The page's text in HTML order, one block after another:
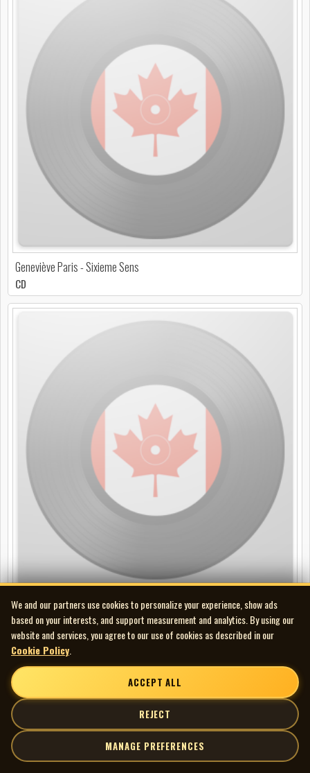
Geneviève Paris - Sixieme Sens
CD
Geneviève Paris - ST
LP
We and our partners use cookies to personalize your experience, show ads
based on your interests, and support measurement and analytics. By using our
website and services, you agree to our use of cookies as described in our
Cookie Policy
ACCEPT ALL
REJECT
MANAGE PREFERENCES